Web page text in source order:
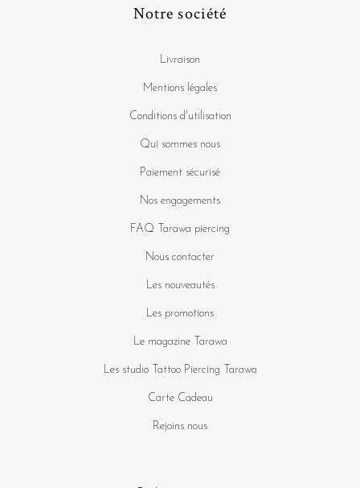
Notre société
Livraison
Mentions légales
Conditions d'utilisation
Qui sommes nous
Paiement sécurisé
Nos engagements
FAQ Tarawa piercing
Nous contacter
Les nouveautés
Les promotions
Le magazine Tarawa
Les studio Tattoo Piercing Tarawa
Carte Cadeau
Rejoins nous